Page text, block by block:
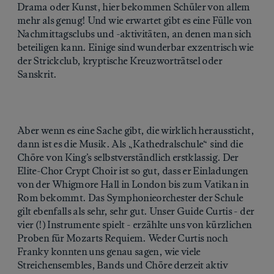
Drama oder Kunst, hier bekommen Schüler von allem
mehr als genug! Und wie erwartet gibt es eine Fülle von
Nachmittagsclubs und -aktivitäten, an denen man sich
beteiligen kann. Einige sind wunderbar exzentrisch wie
der Strickclub, kryptische Kreuzworträtsel oder
Sanskrit.
Aber wenn es eine Sache gibt, die wirklich heraussticht,
dann ist es die Musik. Als „Kathedralschule“ sind die
Chöre von King’s selbstverständlich erstklassig. Der
Elite-Chor Crypt Choir ist so gut, dass er Einladungen
von der Whigmore Hall in London bis zum Vatikan in
Rom bekommt. Das Symphonieorchester der Schule
gilt ebenfalls als sehr, sehr gut. Unser Guide Curtis - der
vier (!) Instrumente spielt - erzählte uns von kürzlichen
Proben für Mozarts Requiem. Weder Curtis noch
Franky konnten uns genau sagen, wie viele
Streichensembles, Bands und Chöre derzeit aktiv